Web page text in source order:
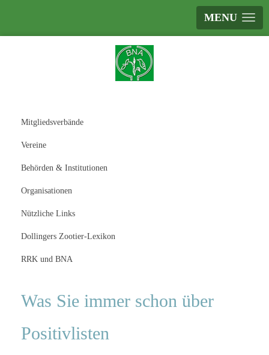
MENU
Mitgliedsverbände
Vereine
Behörden & Institutionen
Organisationen
Nützliche Links
Dollingers Zootier-Lexikon
RRK und BNA
Was Sie immer schon über
Positivlisten